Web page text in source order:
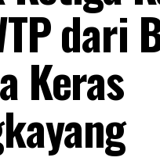
dari
Keras